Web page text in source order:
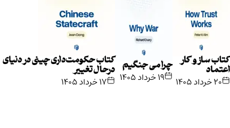
کتاب ساز و کار
اعتماد
۲۰ خرداد ۱۴۰۵
چرا می جنگیم
۱۹ خرداد ۱۴۰۵
کتاب حکومت‌داری چینی در دنیای
درحال تغییر
۱۷ خرداد ۱۴۰۵